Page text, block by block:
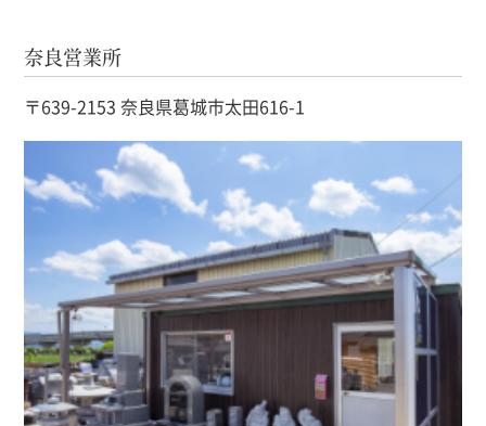
奈良営業所
〒639-2153 奈良県葛城市太田616-1